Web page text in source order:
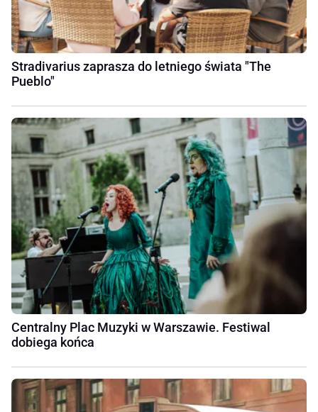
Stradivarius zaprasza do letniego świata "The
Pueblo"
Centralny Plac Muzyki w Warszawie. Festiwal
dobiega końca